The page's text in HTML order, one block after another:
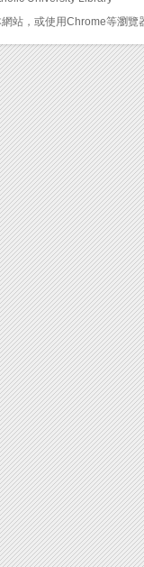
站，或使用Chrome等瀏覽